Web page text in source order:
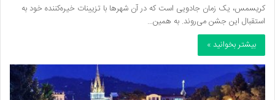
کریسمس، یک زمان جادویی است که در آن شهرها با تزیینات خیره‌کننده خود به
استقبال این جشن می‌روند. به‌ همین…
بیشتر بخوانید »